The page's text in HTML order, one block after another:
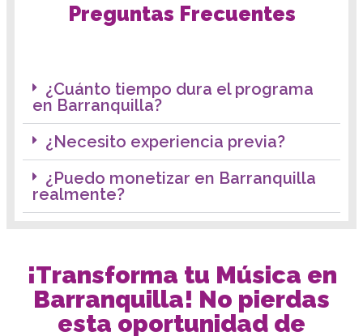
Preguntas Frecuentes
¿Cuánto tiempo dura el programa
en Barranquilla?
¿Necesito experiencia previa?
¿Puedo monetizar en Barranquilla
realmente?
¡Transforma tu Música en
Barranquilla! No pierdas
esta oportunidad de